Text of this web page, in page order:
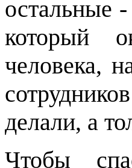
остальные
который
человека,
делали, а
Чтобы